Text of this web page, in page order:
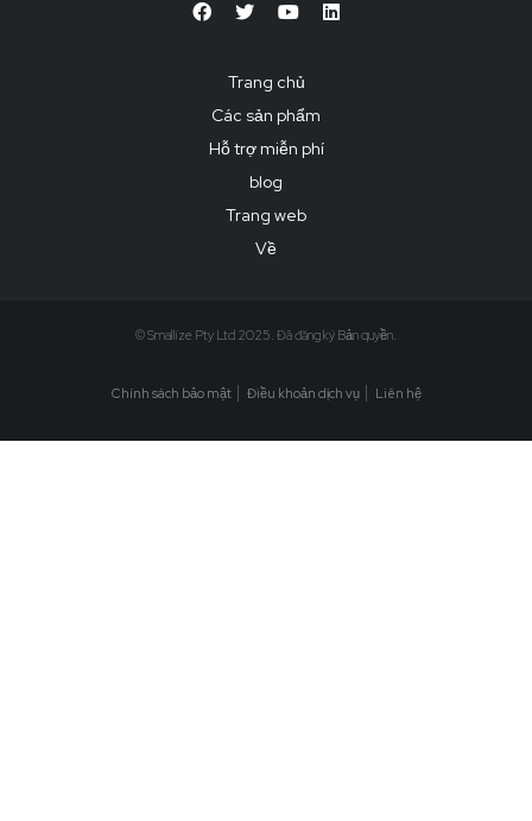
Trang chủ
Các sản phẩm
Hỗ trợ miễn phí
blog
Trang web
Về
© Smallize Pty Ltd 2025. Đã đăng ký Bản quyền.
Chính sách bảo mật Điều khoản dịch vụ Liên hệ